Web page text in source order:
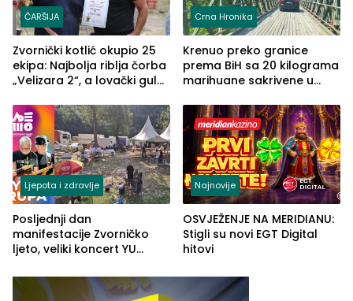
ČARŠIJA
Zvornički kotlić okupio 25
ekipa: Najbolja riblja čorba
„Velizara 2“, a lovački gulaš
Crna Hronika
Krenuo preko granice
prema BiH sa 20 kilograma
marihuane sakrivene u
Ljepota i zdravlje
Posljednji dan
manifestacije Zvorničko
ljeto, veliki koncert YU
ove godine
Najnovije
OSVJEŽENJE NA MERIDIANU:
Stigli su novi EGT Digital
hitovi